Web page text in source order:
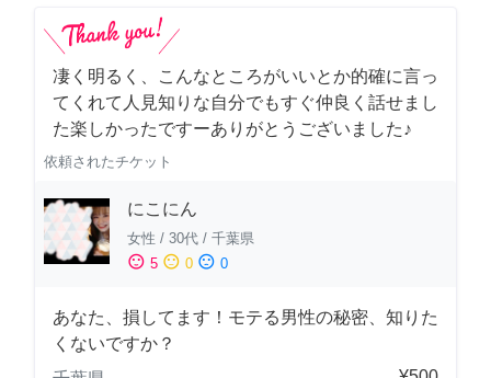
凄く明るく、こんなところがいいとか的確に言っ
てくれて人見知りな自分でもすぐ仲良く話せまし
た楽しかったですーありがとうございました♪
依頼されたチケット
にこにん
女性 / 30代 / 千葉県
sentiment_satisfied 5 sentiment_neutral 0 sentiment_dissatisfied 0
あなた、損してます！モテる男性の秘密、知りた
くないですか？